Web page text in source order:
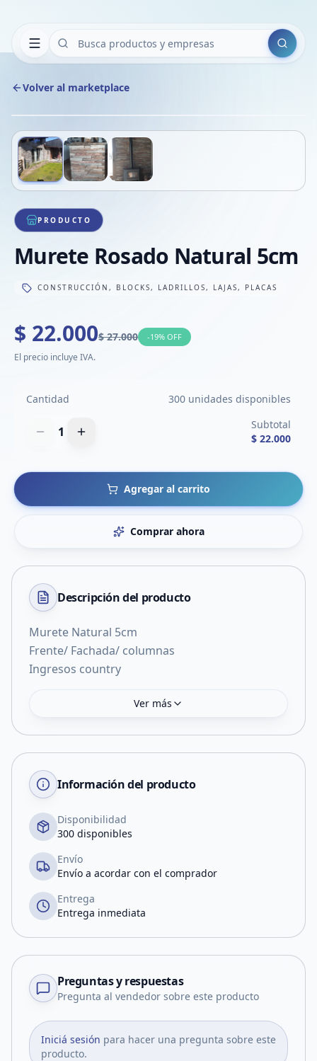
Buscar
Volver al marketplace
1/3
PRODUCTO
Murete Rosado Natural 5cm
CONSTRUCCIÓN, BLOCKS, LADRILLOS, LAJAS, PLACAS
$ 22.000$ 27.000 -19% OFF
El precio incluye IVA.
Cantidad 300 unidades disponibles
1
Subtotal
$ 22.000
Agregar al carrito
Comprar ahora
Descripción del producto
Murete Natural 5cm
Frente/ Fachada/ columnas
Ingresos country
Ver más
Información del producto
Disponibilidad
300 disponibles
Envío
Envío a acordar con el comprador
Entrega
Entrega inmediata
Preguntas y respuestas
Pregunta al vendedor sobre este producto
Iniciá sesión para hacer una pregunta sobre este
producto.